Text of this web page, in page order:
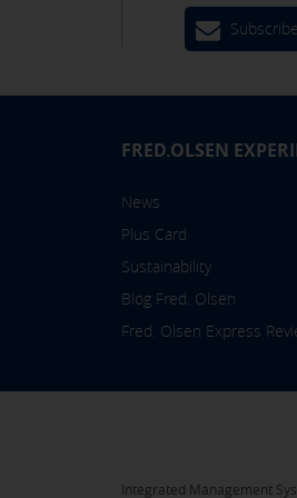
FRED.OLSEN
News
Plus Card
Sustainability
Blog Fred. Olsen
Fred. Olsen Express
Integrated Management